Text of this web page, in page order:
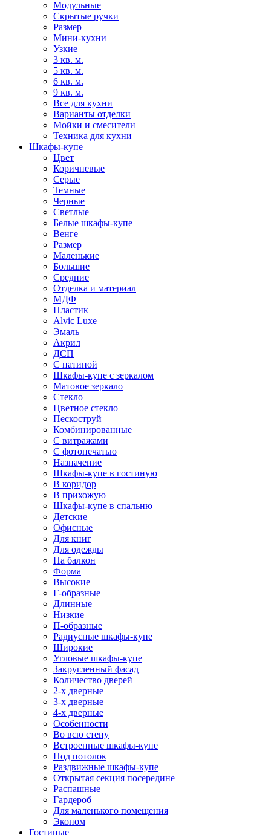
Модульные
Скрытые ручки
Размер
Мини-кухни
Узкие
3 кв. м.
5 кв. м.
6 кв. м.
9 кв. м.
Все для кухни
Варианты отделки
Мойки и смесители
Техника для кухни
Шкафы-купе
Цвет
Коричневые
Серые
Темные
Черные
Светлые
Белые шкафы-купе
Венге
Размер
Маленькие
Большие
Средние
Отделка и материал
МДФ
Пластик
Alvic Luxe
Эмаль
Акрил
ДСП
С патиной
Шкафы-купе с зеркалом
Матовое зеркало
Стекло
Цветное стекло
Пескоструй
Комбинированные
С витражами
С фотопечатью
Назначение
Шкафы-купе в гостиную
В коридор
В прихожую
Шкафы-купе в спальню
Детские
Офисные
Для книг
Для одежды
На балкон
Форма
Высокие
Г-образные
Длинные
Низкие
П-образные
Радиусные шкафы-купе
Широкие
Угловые шкафы-купе
Закругленный фасад
Количество дверей
2-х дверные
3-х дверные
4-х дверные
Особенности
Во всю стену
Встроенные шкафы-купе
Под потолок
Раздвижные шкафы-купе
Открытая секция посередине
Распашные
Гардероб
Для маленького помещения
Эконом
Гостиные